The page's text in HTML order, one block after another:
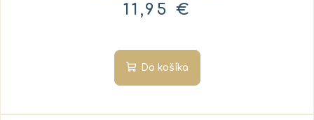
11,95 €
Do košíka